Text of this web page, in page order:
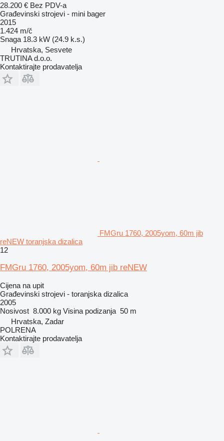
28.200 € Bez PDV-a
Građevinski strojevi - mini bager
2015
1.424 m/č
Snaga 18.3 kW (24.9 k.s.)
Hrvatska, Sesvete
TRUTINA d.o.o.
Kontaktirajte prodavatelja
FMGru 1760, 2005yom, 60m jib
reNEW toranjska dizalica
12
FMGru 1760, 2005yom, 60m jib reNEW
Cijena na upit
Građevinski strojevi - toranjska dizalica
2005
Nosivost 8.000 kg Visina podizanja 50 m
Hrvatska, Zadar
POLRENA
Kontaktirajte prodavatelja